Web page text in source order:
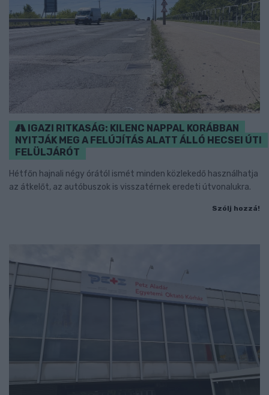
IGAZI RITKASÁG: KILENC NAPPAL KORÁBBAN
NYITJÁK MEG A FELÚJÍTÁS ALATT ÁLLÓ HECSEI ÚTI
FELÜLJÁRÓT
Hétfőn hajnali négy órától ismét minden közlekedő használhatja
az átkelőt, az autóbuszok is visszatérnek eredeti útvonalukra.
Szólj hozzá!